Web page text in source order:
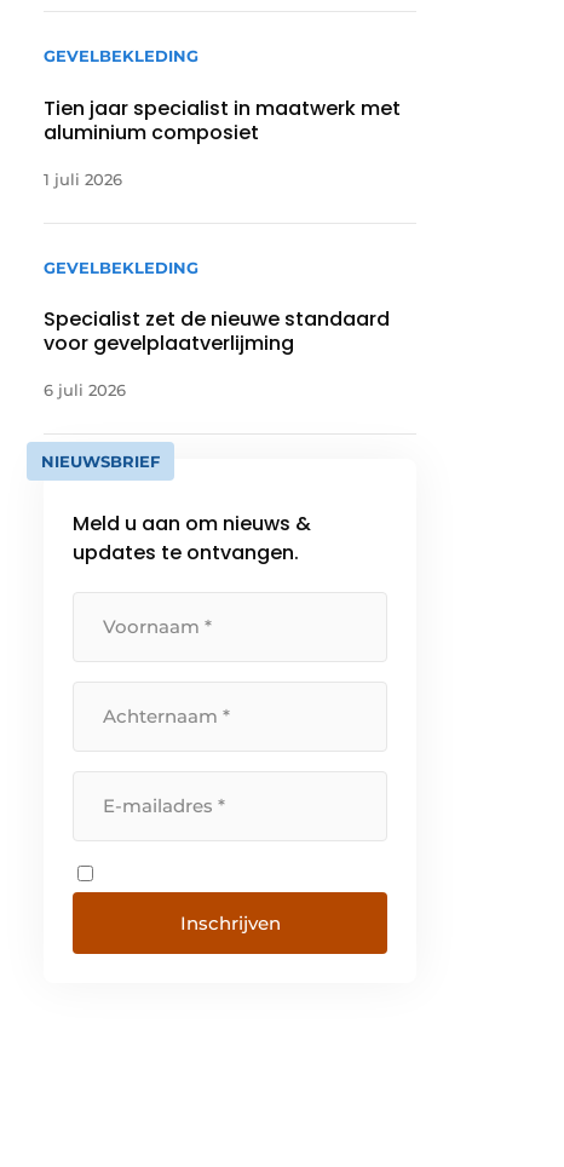
GEVELBEKLEDING
Tien jaar specialist in maatwerk met
aluminium composiet
1 juli 2026
GEVELBEKLEDING
Specialist zet de nieuwe standaard
voor gevelplaatverlijming
6 juli 2026
NIEUWSBRIEF
Meld u aan om nieuws &
updates te ontvangen.
Inschrijven